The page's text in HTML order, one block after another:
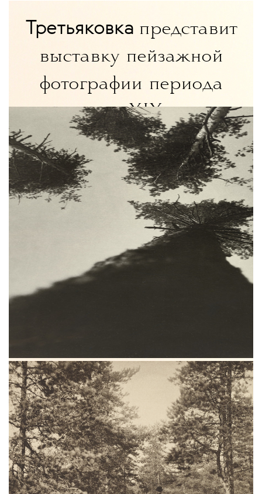
Третьяковка представит
выставку пейзажной
фотографии периода
с конца XIX века
до наших дней
Фотографии Евгения Вишнякова, Николая
Мещерина, Игоря Грабаря, Александра
Родченко и других — на выставке
«Природа фотографии» в Третьяковской
галерее.Проект создан при участии
победителей конкурса Huawei XMAGE.